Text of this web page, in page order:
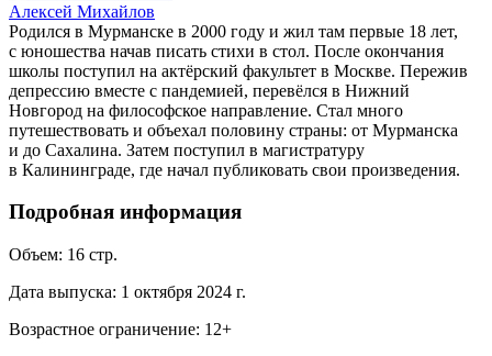
Алексей Михайлов
Родился в Мурманске в 2000 году и жил там первые 18 лет,
с юношества начав писать стихи в стол. После окончания
школы поступил на актёрский факультет в Москве. Пережив
депрессию вместе с пандемией, перевёлся в Нижний
Новгород на философское направление. Стал много
путешествовать и объехал половину страны: от Мурманска
и до Сахалина. Затем поступил в магистратуру
в Калининграде, где начал публиковать свои произведения.
Подробная информация
Объем: 16 стр.
Дата выпуска: 1 октября 2024 г.
Возрастное ограничение: 12+